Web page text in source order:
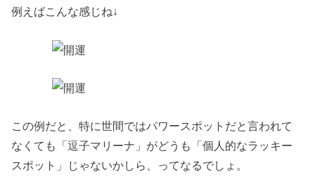
例えばこんな感じね↓
この例だと、特に世間ではパワースポットだと言われて
なくても「逗子マリーナ」がどうも「個人的なラッキー
スポット」じゃないかしら、ってなるでしょ。